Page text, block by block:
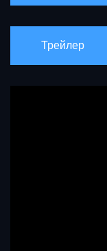
Трейлер